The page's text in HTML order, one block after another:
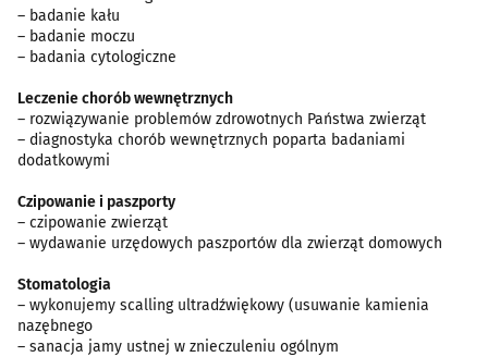
– badanie kału
– badanie moczu
– badania cytologiczne
Leczenie chorób wewnętrznych
– rozwiązywanie problemów zdrowotnych Państwa zwierząt
– diagnostyka chorób wewnętrznych poparta badaniami
dodatkowymi
Czipowanie i paszporty
– czipowanie zwierząt
– wydawanie urzędowych paszportów dla zwierząt domowych
Stomatologia
– wykonujemy scalling ultradźwiękowy (usuwanie kamienia
nazębnego
– sanacja jamy ustnej w znieczuleniu ogólnym